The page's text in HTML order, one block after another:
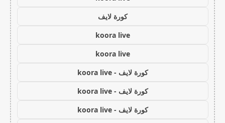
كورة لايف
koora live
koora live
كورة لايف - koora live
كورة لايف - koora live
كورة لايف - koora live